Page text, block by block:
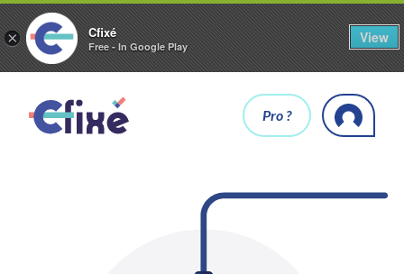
× Cfixé
Free - In Google Play
View
Pro ?